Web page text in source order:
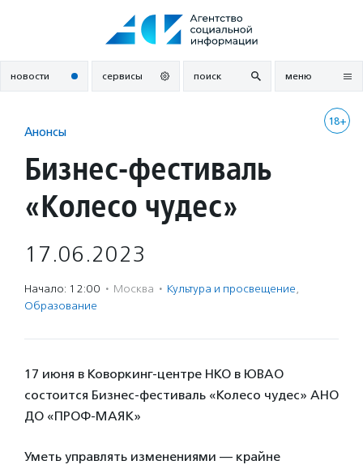
новости сервисы поиск меню
18+
Анонсы
Бизнес-фестиваль
«Колесо чудес»
17.06.2023
Начало: 12:00 · Москва · Культура и просвещение,
Образование
17 июня в Коворкинг-центре НКО в ЮВАО
состоится Бизнес-фестиваль «Колесо чудес» АНО
ДО «ПРОФ-МАЯК»
Уметь управлять изменениями — крайне